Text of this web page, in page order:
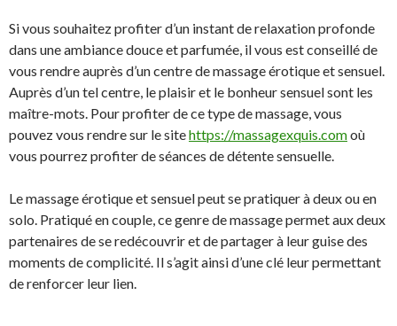
Si vous souhaitez profiter d’un instant de relaxation profonde
dans une ambiance douce et parfumée, il vous est conseillé de
vous rendre auprès d’un centre de massage érotique et sensuel.
Auprès d’un tel centre, le plaisir et le bonheur sensuel sont les
maître-mots. Pour profiter de ce type de massage, vous
pouvez vous rendre sur le sitehttps://massagexquis.comoù
vous pourrez profiter de séances de détente sensuelle.
Le massage érotique et sensuel peut se pratiquer à deux ou en
solo. Pratiqué en couple, ce genre de massage permet aux deux
partenaires de se redécouvrir et de partager à leur guise des
moments de complicité. Il s’agit ainsi d’une clé leur permettant
de renforcer leur lien.